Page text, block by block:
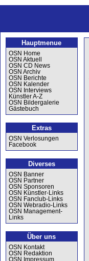
Hauptmenue
OSN Home
OSN Aktuell
OSN CD News
OSN Archiv
OSN Berichte
OSN Kalender
OSN Interviews
Künstler A-Z
OSN Bildergalerie
Gästebuch
Extras
OSN Verlosungen
Facebook
Diverses
OSN Banner
OSN Partner
OSN Sponsoren
OSN Künstler-Links
OSN Fanclub-Links
OSN Webradio-Links
OSN Management-
Links
Über uns
OSN Kontakt
OSN Redaktion
OSN Impressum